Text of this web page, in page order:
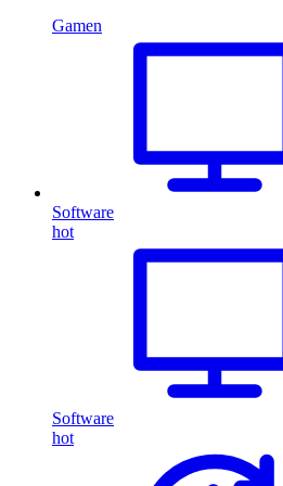
Gamen
Software
hot
Software
hot